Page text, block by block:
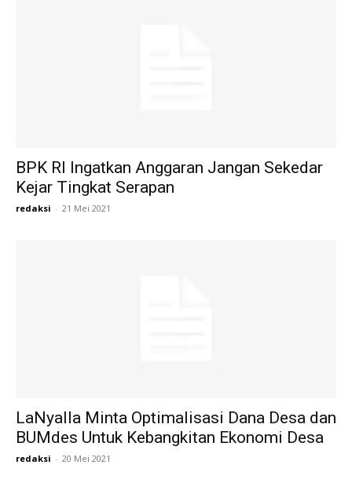
BPK RI Ingatkan Anggaran Jangan Sekedar
Kejar Tingkat Serapan
redaksi - 21 Mei 2021
LaNyalla Minta Optimalisasi Dana Desa dan
BUMdes Untuk Kebangkitan Ekonomi Desa
redaksi - 20 Mei 2021